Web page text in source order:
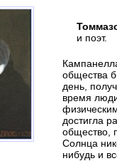
и поэт.
общества
день,
время
достигла
общество,
Солнца
нибудь и